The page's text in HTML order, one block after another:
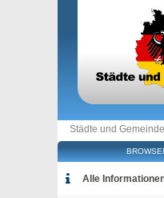
Städte und
Alle